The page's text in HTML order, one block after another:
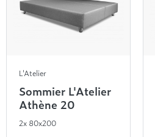
L'Atelier
Sommier L'Atelier
Athène 20
2x 80x200